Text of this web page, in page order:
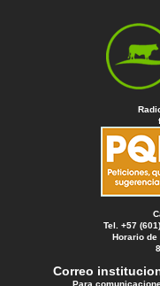
Tel. +57
Horario de
Correo
Para